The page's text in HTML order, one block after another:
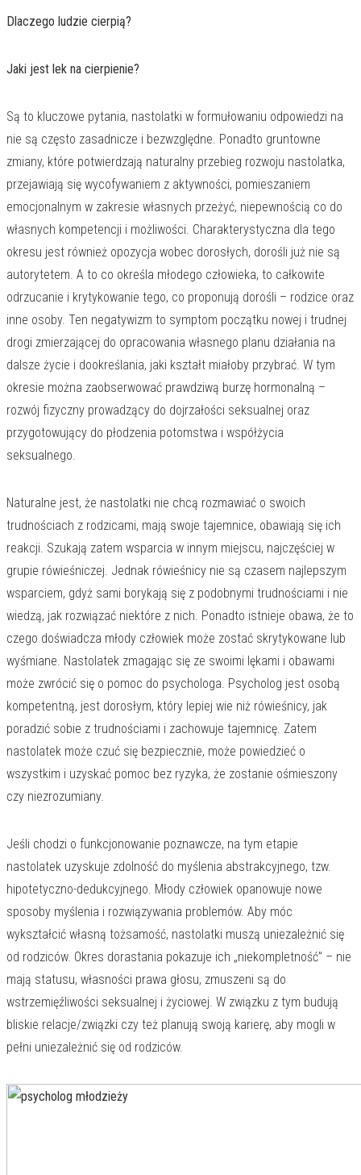
Dlaczego ludzie cierpią?
Jaki jest lek na cierpienie?
Są to kluczowe pytania, nastolatki w formułowaniu odpowiedzi na
nie są często zasadnicze i bezwzględne. Ponadto gruntowne
zmiany, które potwierdzają naturalny przebieg rozwoju nastolatka,
przejawiają się wycofywaniem z aktywności, pomieszaniem
emocjonalnym w zakresie własnych przeżyć, niepewnością co do
własnych kompetencji i możliwości. Charakterystyczna dla tego
okresu jest również opozycja wobec dorosłych, dorośli już nie są
autorytetem. A to co określa młodego człowieka, to całkowite
odrzucanie i krytykowanie tego, co proponują dorośli – rodzice oraz
inne osoby. Ten negatywizm to symptom początku nowej i trudnej
drogi zmierzającej do opracowania własnego planu działania na
dalsze życie i dookreślania, jaki kształt miałoby przybrać. W tym
okresie można zaobserwować prawdziwą burzę hormonalną –
rozwój fizyczny prowadzący do dojrzałości seksualnej oraz
przygotowujący do płodzenia potomstwa i współżycia
seksualnego.
Naturalne jest, że nastolatki nie chcą rozmawiać o swoich
trudnościach z rodzicami, mają swoje tajemnice, obawiają się ich
reakcji. Szukają zatem wsparcia w innym miejscu, najczęściej w
grupie rówieśniczej. Jednak rówieśnicy nie są czasem najlepszym
wsparciem, gdyż sami borykają się z podobnymi trudnościami i nie
wiedzą, jak rozwiązać niektóre z nich. Ponadto istnieje obawa, że to
czego doświadcza młody człowiek może zostać skrytykowane lub
wyśmiane. Nastolatek zmagając się ze swoimi lękami i obawami
może zwrócić się o pomoc do psychologa. Psycholog jest osobą
kompetentną, jest dorosłym, który lepiej wie niż rówieśnicy, jak
poradzić sobie z trudnościami i zachowuje tajemnicę. Zatem
nastolatek może czuć się bezpiecznie, może powiedzieć o
wszystkim i uzyskać pomoc bez ryzyka, że zostanie ośmieszony
czy niezrozumiany.
Jeśli chodzi o funkcjonowanie poznawcze, na tym etapie
nastolatek uzyskuje zdolność do myślenia abstrakcyjnego, tzw.
hipotetyczno-dedukcyjnego. Młody człowiek opanowuje nowe
sposoby myślenia i rozwiązywania problemów. Aby móc
wykształcić własną tożsamość, nastolatki muszą uniezależnić się
od rodziców. Okres dorastania pokazuje ich „niekompletność” – nie
mają statusu, własności prawa głosu, zmuszeni są do
wstrzemięźliwości seksualnej i życiowej. W związku z tym budują
bliskie relacje/związki czy też planują swoją karierę, aby mogli w
pełni uniezależnić się od rodziców.